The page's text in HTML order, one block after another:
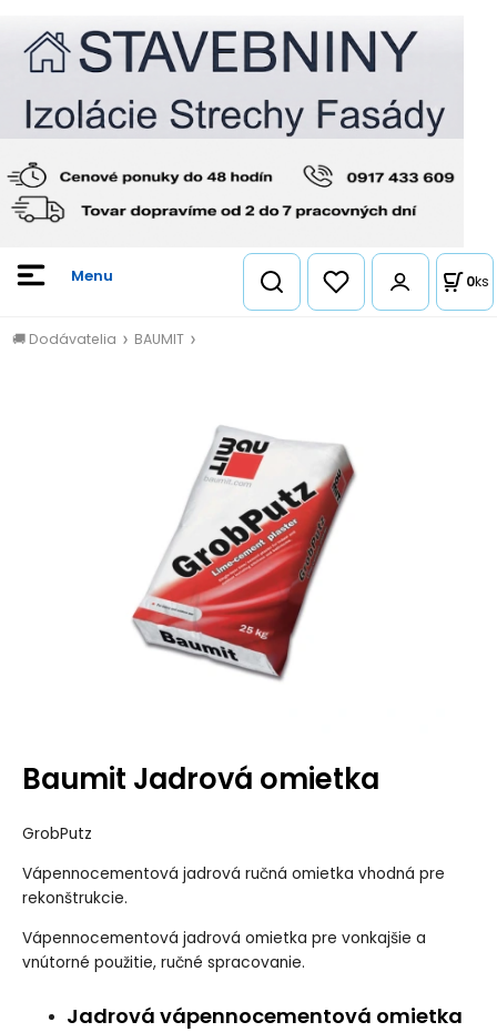
0ks
🚚 Dodávatelia BAUMIT
Baumit Jadrová omietka
GrobPutz
Vápennocementová jadrová ručná omietka vhodná pre
rekonštrukcie.
Vápennocementová jadrová omietka pre vonkajšie a
vnútorné použitie, ručné spracovanie.
Jadrová vápennocementová omietka